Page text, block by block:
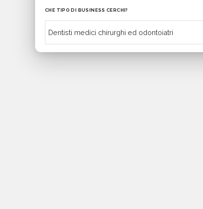
CHE TIPO DI BUSINESS CERCHI?